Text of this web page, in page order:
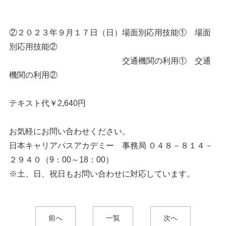
②２０２３年９月１７日（日）場面別応用技能① 場面
別応用技能②
交通機関の利用① 交通
機関の利用②
テキスト代￥2,640円
お気軽にお問い合わせください。
日本キャリアパスアカデミー 事務局 ０４８－８１４－
２９４０（9：00～18：00）
※土、日、祝日もお問い合わせに対応しています。
前へ 一覧 次へ